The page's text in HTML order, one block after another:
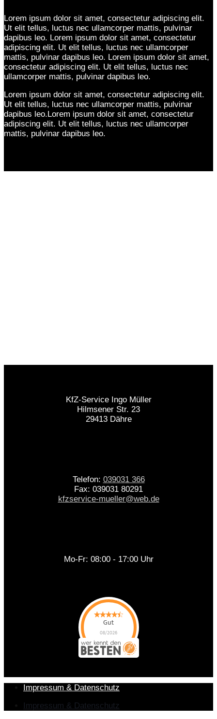
Lorem ipsum dolor sit amet, consectetur adipiscing elit.
Ut elit tellus, luctus nec ullamcorper mattis, pulvinar
dapibus leo. Lorem ipsum dolor sit amet, consectetur
adipiscing elit. Ut elit tellus, luctus nec ullamcorper
mattis, pulvinar dapibus leo. Lorem ipsum dolor sit amet,
consectetur adipiscing elit. Ut elit tellus, luctus nec
ullamcorper mattis, pulvinar dapibus leo.
Lorem ipsum dolor sit amet, consectetur adipiscing elit.
Ut elit tellus, luctus nec ullamcorper mattis, pulvinar
dapibus leo.Lorem ipsum dolor sit amet, consectetur
adipiscing elit. Ut elit tellus, luctus nec ullamcorper
mattis, pulvinar dapibus leo.
KfZ-Service Ingo Müller
Hilmsener Str. 23
29413 Dähre
Telefon: 039031 366
Fax: 039031 80291
kfzservice-mueller@web.de
Mo-Fr: 08:00 - 17:00 Uhr
Gut
08/2026
KfZ-Service Ingo
Müllerhat4.45von5
werkenntdenBESTEN.de
Impressum & Datenschutz
Impressum & Datenschutz